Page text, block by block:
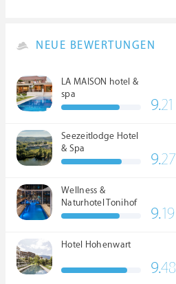
NEUE BEWERTUNGEN
LA MAISON hotel &
spa
9.21
Seezeitlodge Hotel
& Spa
9.27
Wellness &
Naturhotel Tonihof
****S
9.19
Hotel Hohenwart
9.48